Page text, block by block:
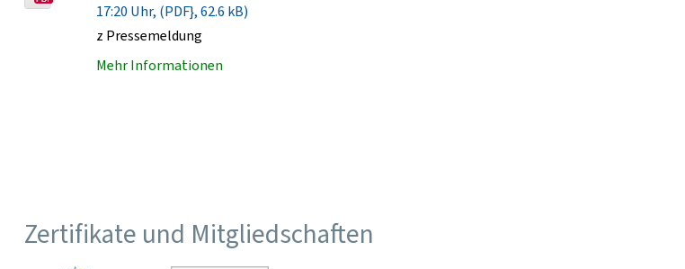
17:20 Uhr, (PDF}, 62.6 kB)
z Pressemeldung
Mehr Informationen
Zertifikate und Mitgliedschaften